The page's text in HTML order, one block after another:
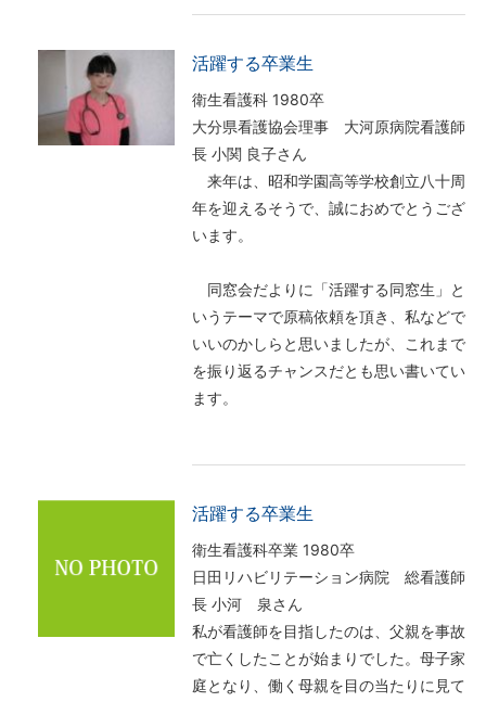
活躍する卒業生
衛生看護科 1980卒
大分県看護協会理事 大河原病院看護師
長 小関 良子さん
来年は、昭和学園高等学校創立八十周
年を迎えるそうで、誠におめでとうござ
います。
同窓会だよりに「活躍する同窓生」と
いうテーマで原稿依頼を頂き、私などで
いいのかしらと思いましたが、これまで
を振り返るチャンスだとも思い書いてい
ます。
活躍する卒業生
衛生看護科卒業 1980卒
日田リハビリテーション病院 総看護師
長 小河 泉さん
私が看護師を目指したのは、父親を事故
で亡くしたことが始まりでした。母子家
庭となり、働く母親を目の当たりに見て